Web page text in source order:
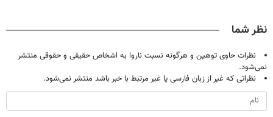
نظر شما
نظرات حاوی توهین و هرگونه نسبت ناروا به اشخاص حقیقی و حقوقی منتشر
نمی‌شود.
نظراتی که غیر از زبان فارسی یا غیر مرتبط با خبر باشد منتشر نمی‌شود.